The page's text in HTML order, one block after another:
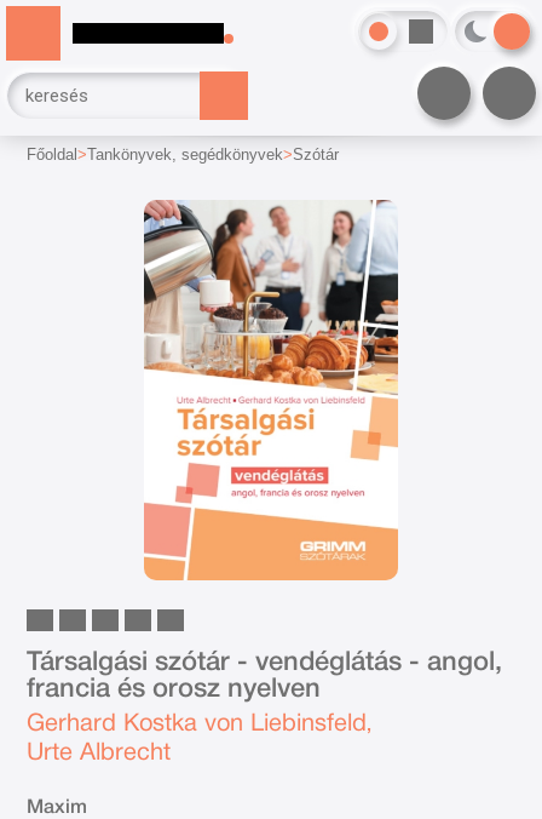
Főoldal Tankönyvek, segédkönyvek Szótár
Társalgási szótár - vendéglátás - angol,
francia és orosz nyelven
Gerhard Kostka von Liebinsfeld ,
Urte Albrecht
Maxim